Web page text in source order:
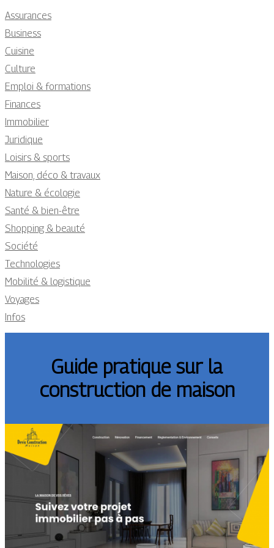
Assurances
Business
Cuisine
Culture
Emploi & formations
Finances
Immobilier
Juridique
Loisirs & sports
Maison, déco & travaux
Nature & écologie
Santé & bien-être
Shopping & beauté
Société
Technologies
Mobilité & logistique
Voyages
Infos
Guide pratique sur la
construction de maison